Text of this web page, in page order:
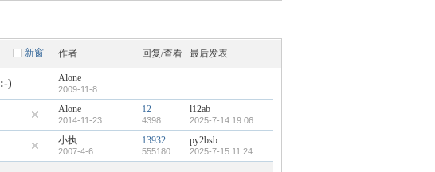
新窗 作者 回复/查看 最后发表
) Alone
2009-11-8
Alone
2014-11-23
12
4398
l12ab
2025-7-14 19:06
小执
2007-4-6
13932
555180
py2bsb
2025-7-15 11:24